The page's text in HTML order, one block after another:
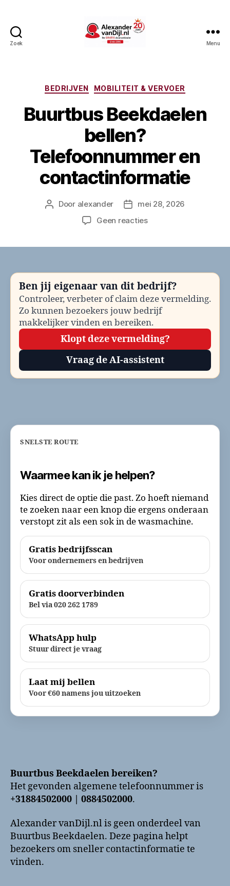
Zoek Menu
Categorieën
BEDRIJVEN MOBILITEIT & VERVOER
Buurtbus Beekdaelen
bellen?
Telefoonnummer en
contactinformatie
Berichtauteur
Door alexander Berichtdatum
mei 28, 2026
Geen reactiesop
en
contactinformatie
Ben jij eigenaar van dit bedrijf?
Controleer, verbeter of claim deze vermelding.
Zo kunnen bezoekers jouw bedrijf
makkelijker vinden en bereiken.
Klopt deze vermelding?
Vraag de AI-assistent
SNELSTE ROUTE
Waarmee kan ik je helpen?
Kies direct de optie die past. Zo hoeft niemand
te zoeken naar een knop die ergens onderaan
verstopt zit als een sok in de wasmachine.
Gratis bedrijfsscan
Voor ondernemers en bedrijven
Gratis doorverbinden
Bel via 020 262 1789
WhatsApp hulp
Stuur direct je vraag
Laat mij bellen
Voor €60 namens jou uitzoeken
Buurtbus Beekdaelen bereiken?
Het gevonden algemene telefoonnummer is
+31884502000 | 0884502000.
Alexander vanDijl.nl is geen onderdeel van
Buurtbus Beekdaelen. Deze pagina helpt
bezoekers om sneller contactinformatie te
vinden.